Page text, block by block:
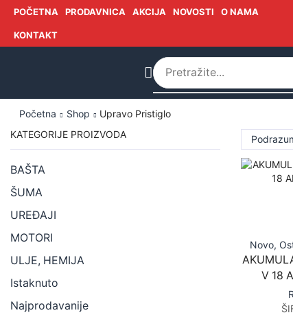
POČETNA PRODAVNICA AKCIJA NOVOSTI O NAMA
KONTAKT
Početna Shop Upravo Pristiglo
Novo,
V 18
KATEGORIJE PROIZVODA
BAŠTA
ŠUMA
UREĐAJI
MOTORI
ULJE, HEMIJA
Istaknuto
Najprodavanije